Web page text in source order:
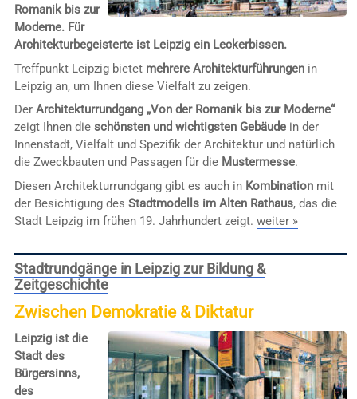
Romanik bis zur
Moderne. Für
Architekturbegeisterte ist Leipzig ein Leckerbissen.
Treffpunkt Leipzig bietet mehrere Architekturführungenin
Leipzig an, um Ihnen diese Vielfalt zu zeigen.
Der Architekturrundgang „Von der Romanik bis zur Moderne“
zeigt Ihnen die schönsten und wichtigsten Gebäudein der
Innenstadt, Vielfalt und Spezifik der Architektur und natürlich
die Zweckbauten und Passagen für die Mustermesse.
Diesen Architekturrundgang gibt es auch in Kombinationmit
der Besichtigung des Stadtmodells im Alten Rathaus, das die
Stadt Leipzig im frühen 19. Jahrhundert zeigt. weiter »
Stadtrundgänge in Leipzig zur Bildung &
Zeitgeschichte
Zwischen Demokratie & Diktatur
Leipzig ist die
Stadt des
Bürgersinns,
des